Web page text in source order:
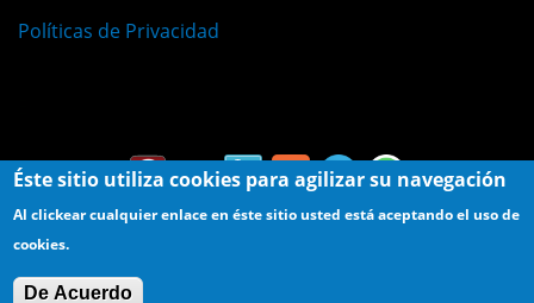
Políticas de Privacidad
Éste sitio utiliza cookies para agilizar su navegación
Al clickear cualquier enlace en éste sitio usted está aceptando el uso de
cookies.
De Acuerdo